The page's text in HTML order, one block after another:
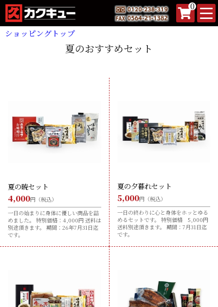
0
ショッピングトップ
夏のおすすめセット
夏の暁セット
4,000円（税込）
一日の始まりに身体に優しい商品を詰
めました。 特別価格：4,000円 送料は
別途頂きます。 期間：26年7月31日迄
です。
夏の夕暮れセット
5,000円（税込）
一日の終わりに心と身体をホッとゆる
めるセットです。 特別価格 5,000円
送料別途頂きます。 期間：7月31日迄
です。